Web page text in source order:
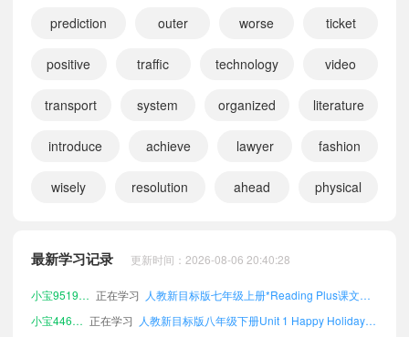
prediction outer worse ticket
positive traffic technology video
transport system organized literature
introduce achieve lawyer fashion
wisely resolution ahead physical
最新学习记录 更新时间：2026-08-06 20:40:28
小宝103939
正在学习
小宝404380
小宝514260
正在学习
小宝746312
正在学习
小宝951928 正在学习
小宝446972
正在学习
人教新目标版八年级下册Unit 1 Happy Holiday课文朗读
小宝386556
正在学习
人教新目标版九年级全一册Unit 2 Home Sweet Home课文朗读